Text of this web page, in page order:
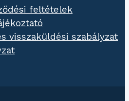
feltételek
visszaküldési szabályzat